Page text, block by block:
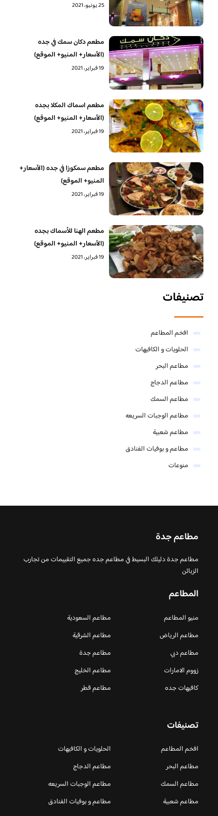
25 يونيو، 2021
مطعم دكان سمك في جده
(الأسعار+ المنيو+ الموقع)
19 فبراير، 2021
مطعم اسماك المكلا بجده
(الأسعار+ المنيو+ الموقع)
19 فبراير، 2021
مطعم سمكوزا في جده (الأسعار+
المنيو+ الموقع)
19 فبراير، 2021
مطعم الهنا للأسماك بجده
(الأسعار+ المنيو+ الموقع)
19 فبراير، 2021
تصنيفات
افخم المطاعم
الحلويات و الكافيهات ‎
مطاعم البحر
مطاعم الدجاج
مطاعم السمك
مطاعم الوجبات السريعه
مطاعم شعبية
مطاعم و بوفيات الفنادق
منوعات
مطاعم جدة
مطاعم جدة دليلك البسيط في مطاعم جده جميع التقييمات من تجارب
الزبائن
المطاعم
منيو المطاعم
مطاعم السعودية
مطاعم الرياض
مطاعم الشرقية
مطاعم دبي
مطاعم جدة
زووم الامارات
مطاعم الخليج
كافيهات جده
مطاعم قطر
تصنيفات
افخم المطاعم
الحلويات و الكافيهات ‎
مطاعم البحر
مطاعم الدجاج
مطاعم السمك
مطاعم الوجبات السريعه
مطاعم شعبية
مطاعم و بوفيات الفنادق